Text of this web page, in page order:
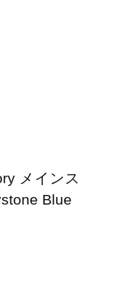
メインス
Blue